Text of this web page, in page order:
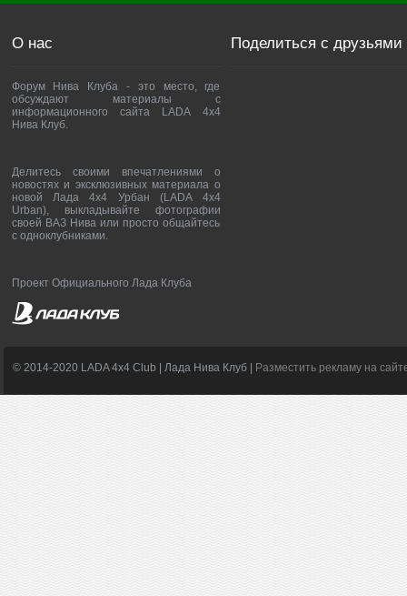
О нас
Форум Нива Клуба - это место, где
обсуждают материалы с
информационного сайта LADA 4x4
Нива Клуб.
Делитесь своими впечатлениями о
новостях и эксклюзивных материала о
новой Лада 4х4 Урбан (LADA 4x4
Urban), выкладывайте фотографии
своей ВАЗ Нива или просто общайтесь
с одноклубниками.
Проект Официального Лада Клуба
Поделиться с друзьями
© 2014-2020 LADA 4x4 Club | Лада Нива Клуб | Разместить рекламу на